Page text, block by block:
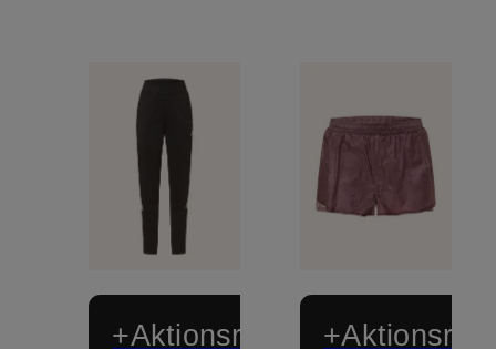
+Aktionsrabatt